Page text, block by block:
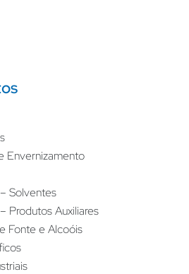
Envernizamento
Solventes
Produtos Auxiliares
Fonte e Alcoóis